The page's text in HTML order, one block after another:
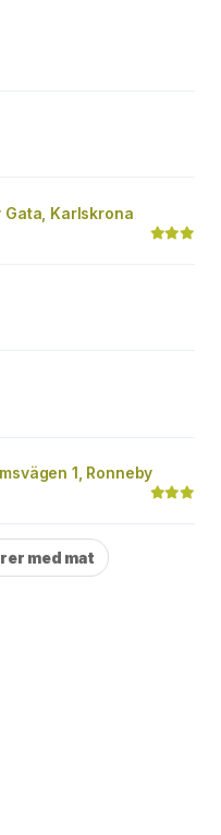
Karlskrona
1, Ronneby
med mat